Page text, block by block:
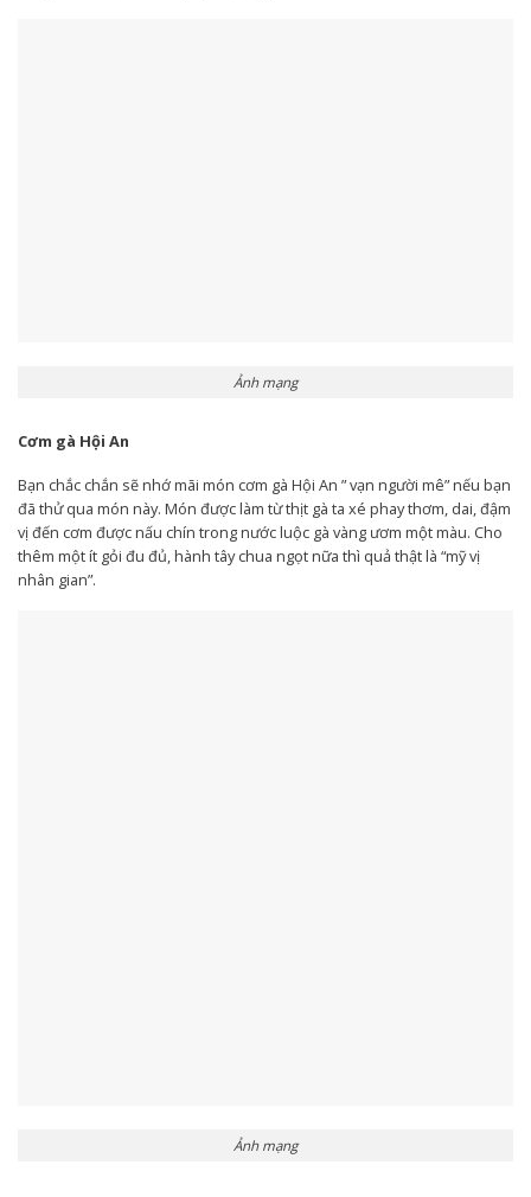
Ảnh mạng
Cơm gà Hội An
Bạn chắc chắn sẽ nhớ mãi món cơm gà Hội An ” vạn người mê” nếu bạn
đã thử qua món này. Món được làm từ thịt gà ta xé phay thơm, dai, đậm
vị đến cơm được nấu chín trong nước luộc gà vàng ươm một màu. Cho
thêm một ít gỏi đu đủ, hành tây chua ngọt nữa thì quả thật là “mỹ vị
nhân gian”.
Ảnh mạng